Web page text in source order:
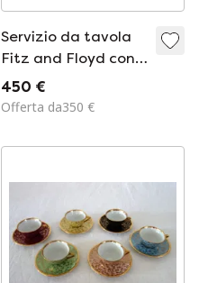
Servizio da tavola
Fitz and Floyd con
bordi in oro 22
carati.
450 €
Offerta da350 €